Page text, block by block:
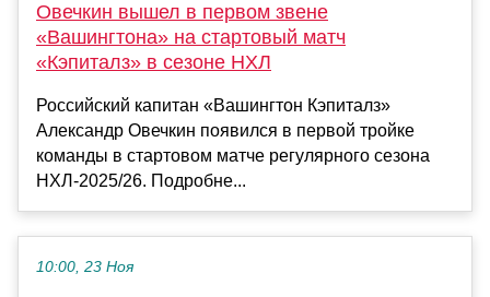
Овечкин вышел в первом звене
«Вашингтона» на стартовый матч
«Кэпиталз» в сезоне НХЛ
Российский капитан «Вашингтон Кэпиталз»
Александр Овечкин появился в первой тройке
команды в стартовом матче регулярного сезона
НХЛ‑2025/26. Подробне...
10:00, 23 Ноя